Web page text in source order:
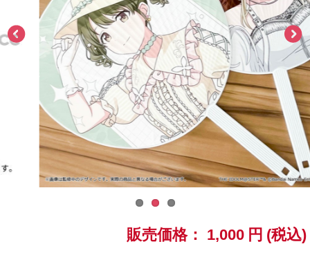
太鼓の達人
ACE COMBAT
パックマン
ナムコクラシック
スサノオマジック
ガンダムシリーズ
販売価格： 1,000 円 (税込)